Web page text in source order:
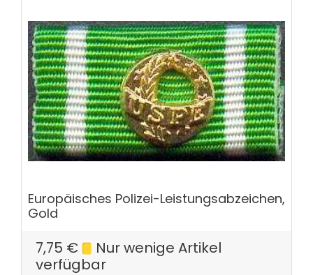
Europäisches Polizei-Leistungsabzeichen,
Gold
7,75 €
Nur wenige Artikel
verfügbar